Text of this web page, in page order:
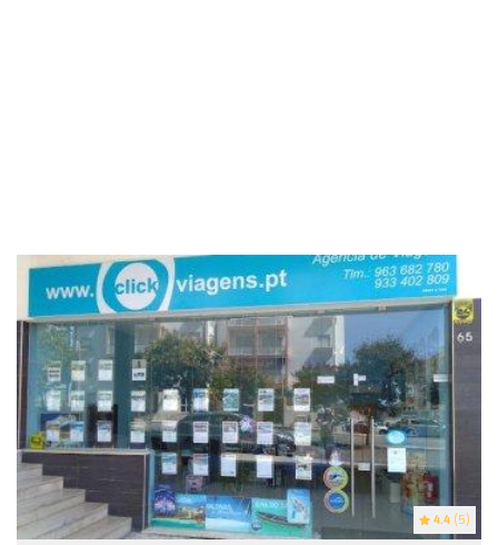
4.4 (5)